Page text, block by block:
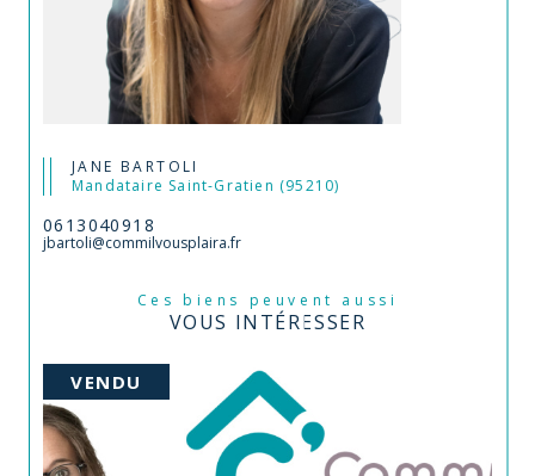
JANE BARTOLI
Mandataire Saint-Gratien (95210)
0613040918
jbartoli@commilvousplaira.fr
Ces biens peuvent aussi
VOUS INTÉRESSER
VENDU